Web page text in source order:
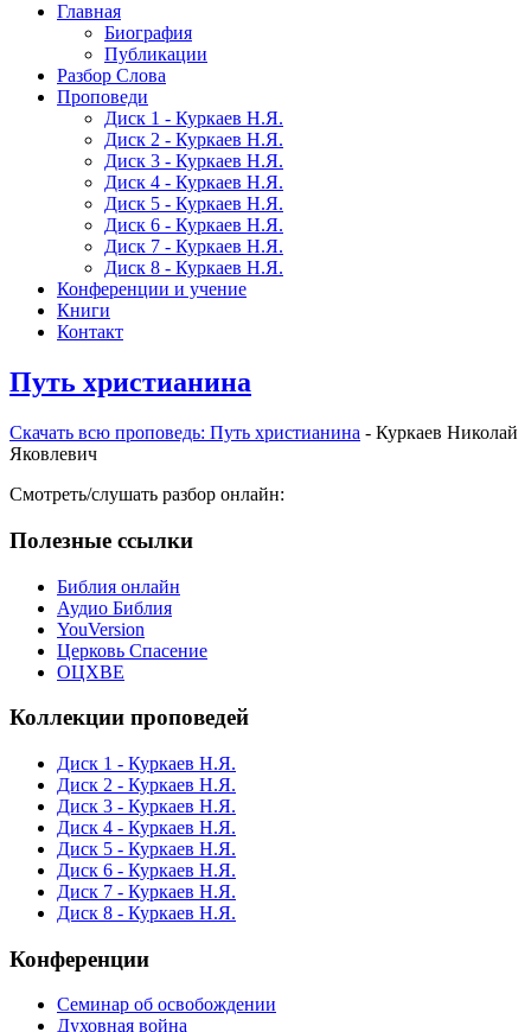
Главная
Биография
Публикации
Разбор Слова
Проповеди
Диск 1 - Куркаев Н.Я.
Диск 2 - Куркаев Н.Я.
Диск 3 - Куркаев Н.Я.
Диск 4 - Куркаев Н.Я.
Диск 5 - Куркаев Н.Я.
Диск 6 - Куркаев Н.Я.
Диск 7 - Куркаев Н.Я.
Диск 8 - Куркаев Н.Я.
Конференции и учение
Книги
Контакт
Путь христианина
Скачать вcю проповедь: Путь христианина - Куркаев Николай
Яковлевич
Смотреть/слушать разбор онлайн:
Полезные ссылки
Библия онлайн
Аудио Библия
YouVersion
Церковь Спасение
ОЦХВЕ
Коллекции проповедей
Диск 1 - Куркаев Н.Я.
Диск 2 - Куркаев Н.Я.
Диск 3 - Куркаев Н.Я.
Диск 4 - Куркаев Н.Я.
Диск 5 - Куркаев Н.Я.
Диск 6 - Куркаев Н.Я.
Диск 7 - Куркаев Н.Я.
Диск 8 - Куркаев Н.Я.
Конференции
Семинар об освобождении
Духовная война